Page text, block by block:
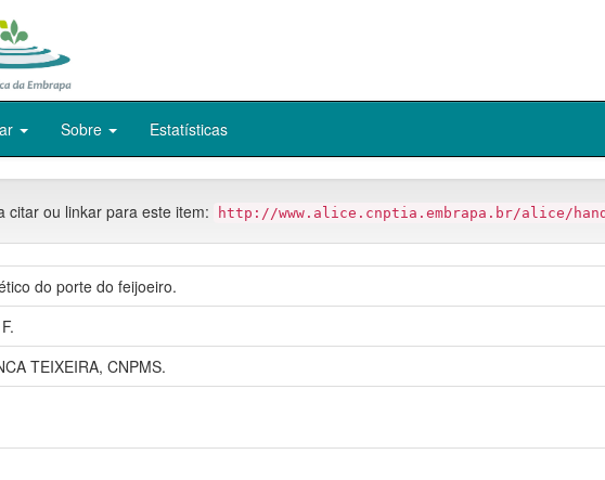
Sobre Estatísticas
citar ou linkar para este item: http://www.alice.cnptia.embrapa.br/alice/
do porte do feijoeiro.
TEIXEIRA, CNPMS.